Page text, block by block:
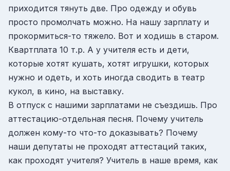
приходится тянуть две. Про одежду и обувь
просто промолчать можно. На нашу зарплату и
прокормиться-то тяжело. Вот и ходишь в старом.
Квартплата 10 т.р. А у учителя есть и дети,
которые хотят кушать, хотят игрушки, которых
нужно и одеть, и хоть иногда сводить в театр
кукол, в кино, на выставку.
В отпуск с нашими зарплатами не съездишь. Про
аттестацию-отдельная песня. Почему учитель
должен кому-то что-то доказывать? Почему
наши депутаты не проходят аттестаций таких,
как проходят учителя? Учитель в наше время, как